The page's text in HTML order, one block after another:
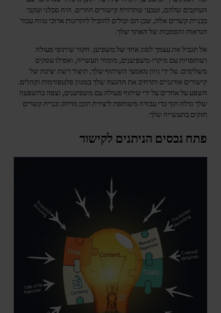
העוקבים שלהם, וטבעי שתרוויח קישורים חוזרים. היה סבלני ועקבי
בבניית קשרים אלה, שכן הם יכולים להוביל ליתרונות ארוכי טווח עבור
הנראות והסמכות של האתר שלך.
אל תגביל את עצמך לסוג אחד של משפיען. חקור שיתופי פעולה
ושותפויות עם מיקרו-משפיענים, מומחי תעשייה, ואפילו עסקים
משלימים. על ידי גיוון מאמצי השיתוף שלך, תיצור רשת יציבה של
קישורים אורגניים ותרחיב את ההגעה שלך במגוון פלטפורמות וקהלים.
השפע על אחרים על ידי שיתוף פעולה עם משפיענים, וצפה בהשפעה
שלך גדלה תוך כדי עבודה משותפת ליצירת תוכן מרתק ובניית קשרים
חזקים בתעשייה שלך.
פתח נכסים הניתנים לקישור